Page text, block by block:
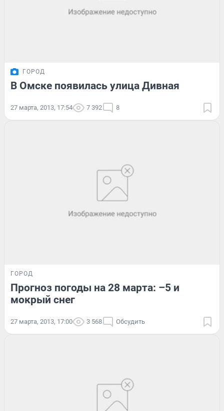
ГОРОД
В Омске появилась улица Дивная
27 марта, 2013, 17:54 7 392 8
ГОРОД
Прогноз погоды на 28 марта: –5 и
мокрый снег
27 марта, 2013, 17:00 3 568 Обсудить